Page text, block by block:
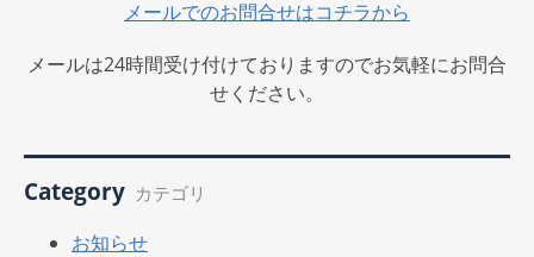
メールでのお問合せはコチラから
メールは24時間受け付けておりますのでお気軽にお問合
せください。
Category カテゴリ
お知らせ